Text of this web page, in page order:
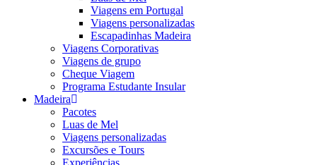
Viagens em Portugal
Viagens personalizadas
Escapadinhas Madeira
Viagens Corporativas
Viagens de grupo
Cheque Viagem
Programa Estudante Insular
Madeira
Pacotes
Luas de Mel
Viagens personalizadas
Excursões e Tours
Experiências